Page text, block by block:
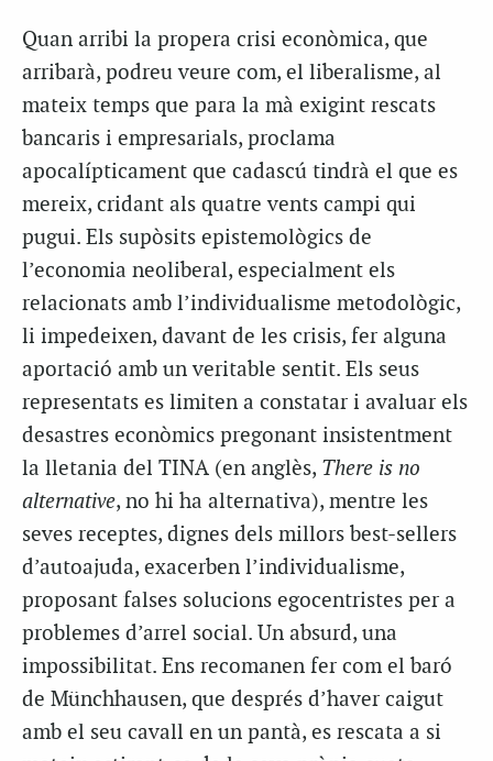
Quan arribi la propera crisi econòmica, que
arribarà, podreu veure com, el liberalisme, al
mateix temps que para la mà exigint rescats
bancaris i empresarials, proclama
apocalípticament que cadascú tindrà el que es
mereix, cridant als quatre vents campi qui
pugui. Els supòsits epistemològics de
l’economia neoliberal, especialment els
relacionats amb l’individualisme metodològic,
li impedeixen, davant de les crisis, fer alguna
aportació amb un veritable sentit. Els seus
representats es limiten a constatar i avaluar els
desastres econòmics pregonant insistentment
la lletania del TINA (en anglès, There is no
alternative, no hi ha alternativa), mentre les
seves receptes, dignes dels millors best-sellers
d’autoajuda, exacerben l’individualisme,
proposant falses solucions egocentristes per a
problemes d’arrel social. Un absurd, una
impossibilitat. Ens recomanen fer com el baró
de Münchhausen, que després d’haver caigut
amb el seu cavall en un pantà, es rescata a si